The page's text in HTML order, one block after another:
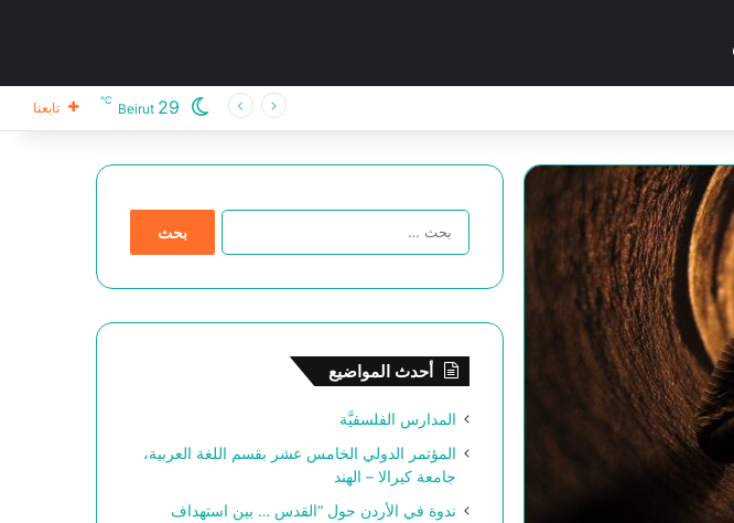
Beirut 29
℃ تابعنا
ا
ح
أحدث المواضيع
المدارس الفلسفيَّة
المؤتمر الدولي الخامس عشر بقسم اللغة العربية،
جامعة كيرالا – الهند
ندوة في الأردن حول “القدس … بين استهداف